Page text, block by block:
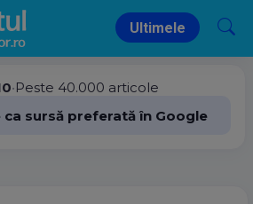
Ultimele
•Peste 40.000 articole
ca sursă preferată în Google